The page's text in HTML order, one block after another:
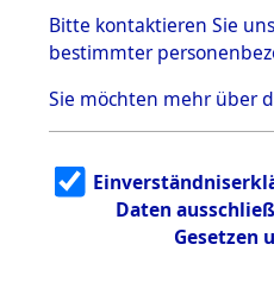
1.2.9.2
Effekten aus
dem KZ
Bayerisches
1.2.9.3
Effekten aus
dem KZ
Neuengamm
Bitte kontaktieren Sie
bestimmter
Sie möchten mehr über
Daten
Gesetzen